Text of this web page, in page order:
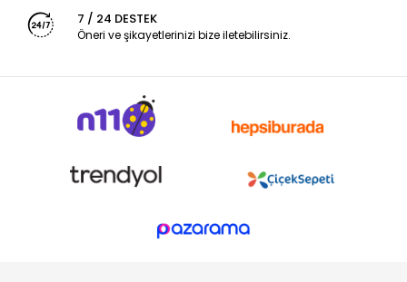
7 / 24 DESTEK
Öneri ve şikayetlerinizi bize iletebilirsiniz.